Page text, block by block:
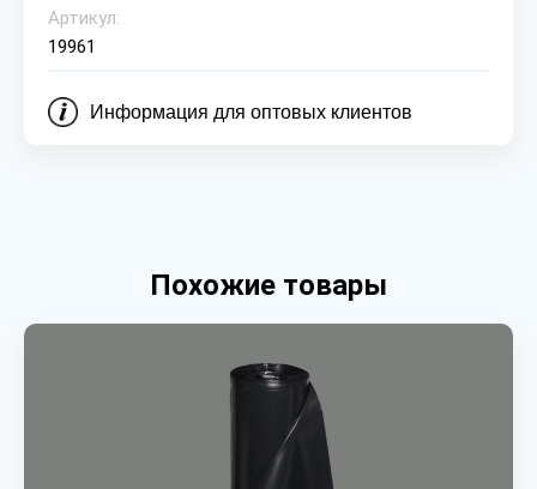
Артикул:
19961
Информация для оптовых клиентов
Похожие товары